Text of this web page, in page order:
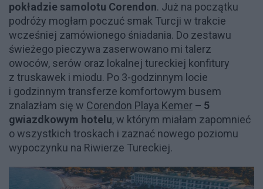
pokładzie samolotu Corendon. Już na początku
podróży mogłam poczuć smak Turcji w trakcie
wcześniej zamówionego śniadania. Do zestawu
świeżego pieczywa zaserwowano mi talerz
owoców, serów oraz lokalnej tureckiej konfitury
z truskawek i miodu. Po 3-godzinnym locie
i godzinnym transferze komfortowym busem
znalazłam się w Corendon Playa Kemer – 5
gwiazdkowym hotelu, w którym miałam zapomnieć
o wszystkich troskach i zaznać nowego poziomu
wypoczynku na Riwierze Tureckiej.